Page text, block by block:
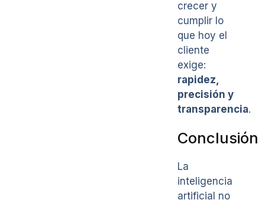
crecer y
cumplir lo
que hoy el
cliente
exige:
rapidez,
precisión y
transparencia.
Conclusión
La
inteligencia
artificial no